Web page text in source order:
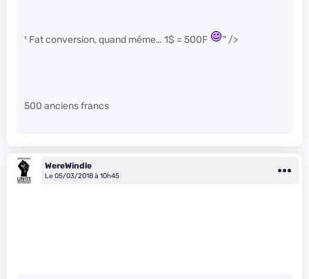
¹ Fat conversion, quand même… 1$ = 500F " />
500 anciens francs
WereWindle
Le 05/03/2018 à 10h45